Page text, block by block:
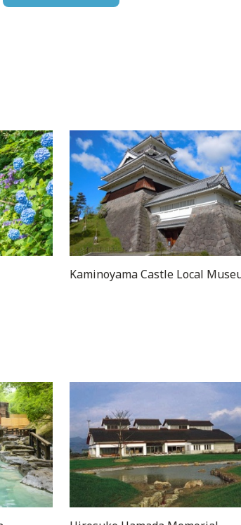
Local Museum Kaminoyama Onsen